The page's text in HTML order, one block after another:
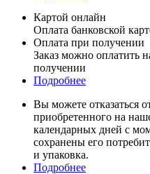
Картой онлайн
Оплата банковской
Оплата при получении
Заказ можно оплатить
получении
Подробнее
Вы можете отказаться
приобретенного на
календарных дней с
сохранены его
и упаковка.
Подробнее